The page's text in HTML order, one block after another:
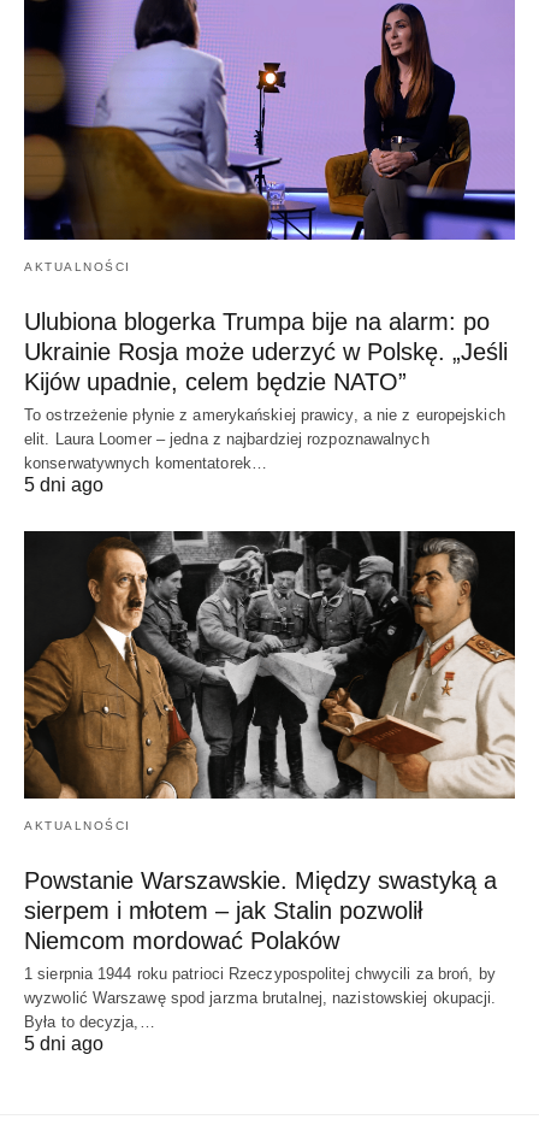
AKTUALNOŚCI
Ulubiona blogerka Trumpa bije na alarm: po
Ukrainie Rosja może uderzyć w Polskę. „Jeśli
Kijów upadnie, celem będzie NATO”
To ostrzeżenie płynie z amerykańskiej prawicy, a nie z europejskich
elit. Laura Loomer – jedna z najbardziej rozpoznawalnych
konserwatywnych komentatorek…
5 dni ago
AKTUALNOŚCI
Powstanie Warszawskie. Między swastyką a
sierpem i młotem – jak Stalin pozwolił
Niemcom mordować Polaków
1 sierpnia 1944 roku patrioci Rzeczypospolitej chwycili za broń, by
wyzwolić Warszawę spod jarzma brutalnej, nazistowskiej okupacji.
Była to decyzja,…
5 dni ago